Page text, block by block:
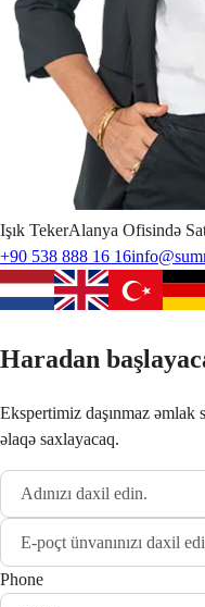
Işık TekerAlanya Ofisində
+90 538 888 16 16
Haradan
Ekspertimiz daşınmaz
əlaqə saxlayacaq.
Phone